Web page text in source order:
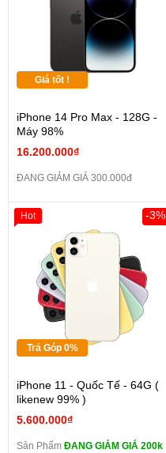
Giá tốt !
iPhone 14 Pro Max - 128G -
Máy 98%
16.200.000₫
ĐANG GIẢM GIÁ 300.000đ
Trả Góp 0%
iPhone 11 - Quốc Tế - 64G (
likenew 99% )
5.600.000₫
-3%
Sản Phẩm ĐANG GIẢM GIÁ 200k
Hot